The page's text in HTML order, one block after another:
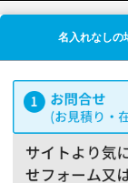
名入れなしの